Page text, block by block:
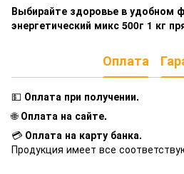
Выбирайте здоровье в удобном
энергетический микс 500г 1 кг
Оплата
💵 Оплата при получении.
🌐 Оплата на сайте.
💳 Оплата на карту банка.
Продукция имеет все